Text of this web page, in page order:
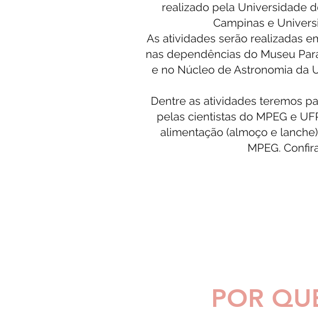
realizado pela Universidade
Campinas e
As atividades serão realizadas
nas dependências do Museu
e no Núcleo de Astronomia da
Dentre as atividades teremos
pelas cientistas do MPEG e
alimentação (almoço e
MPEG.
POR